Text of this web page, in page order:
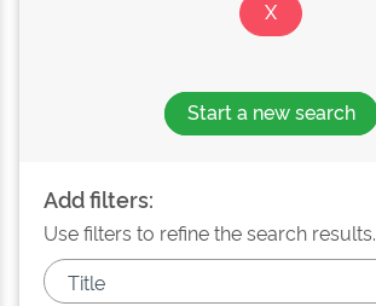
Start a new search
Add filters:
Use filters to refine the search results.